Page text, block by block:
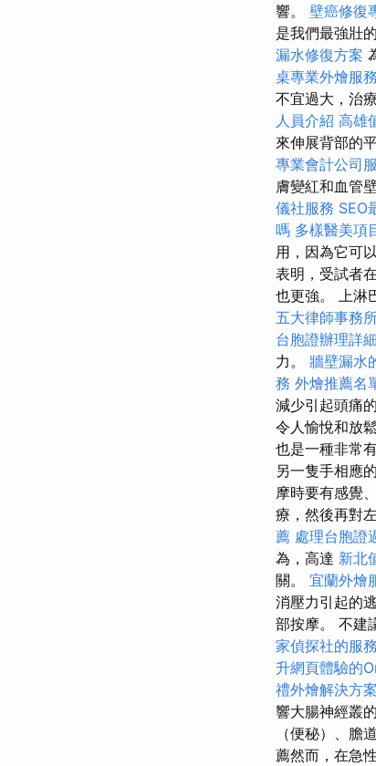
響。 壁癌修復
是我們最強壯
漏水修復方案
桌專業外燴服務
不宜過大，治
人員介紹 高雄
來伸展背部的
專業會計公司
膚變紅和血管
儀社服務 SEO
嗎 多樣醫美項
用，因為它可
表明，受試者
也更強。 上淋
五大律師事務
台胞證辦理詳
力。 牆壁漏水
務 外燴推薦名
減少引起頭痛
令人愉悅和放
也是一種非常
另一隻手相應
摩時要有感覺
療，然後再對
薦 處理台胞證
為，高達 新北
關。 宜蘭外燴
消壓力引起的
部按摩。 不建
家偵探社的服
升網頁體驗的
禮外燴解決方案
響大腸神經叢
（便秘）、膽
薦然而，在急